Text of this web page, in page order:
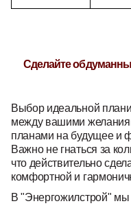
Сделайте
Выбор идеальной
между вашими
планами на будущее и
Важно не гнаться за
что действительно
комфортной и
В "Энергожилстрой" мы